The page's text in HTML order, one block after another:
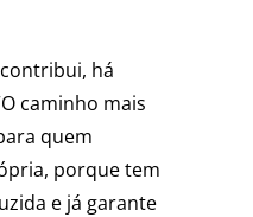
há
caminho mais
quem
porque tem
e já garante